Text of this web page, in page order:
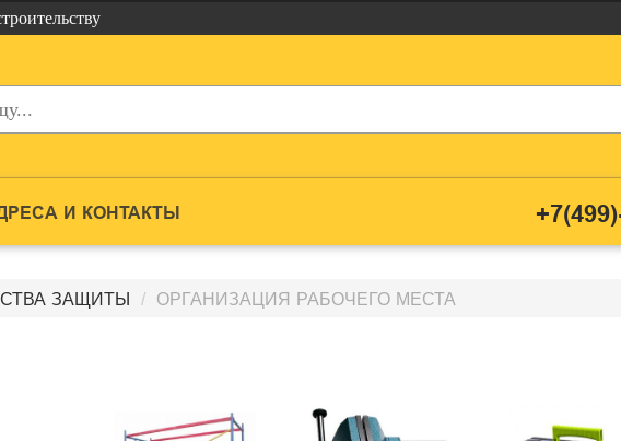
И КОНТАКТЫ
ЗАЩИТЫ ОРГАНИЗАЦИЯ РАБОЧЕГО МЕСТА